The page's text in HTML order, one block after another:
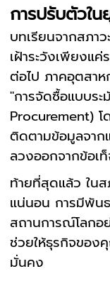
การปรับตัวใ
บทเรียนจากสภา
เฝ้าระวังเพียงแ
ต่อไป ภาคอุตสาห
"การจัดซื้อแบบร
Procurement) โ
ติดตามข้อมูลจาก
ลวงออกจากข้อเ
ท้ายที่สุดแล้ว ใน
แน่นอน การมีพันธ
สถานการณ์โลก
ช่วยให้ธุรกิจของ
มั่นคง